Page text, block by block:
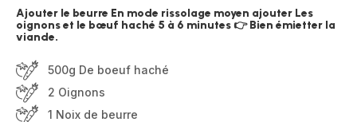
Ajouter le beurre En mode rissolage moyen ajouter Les
oignons et le bœuf haché 5 à 6 minutes 👉 Bien émietter la
viande.
500g De boeuf haché
2 Oignons
1 Noix de beurre